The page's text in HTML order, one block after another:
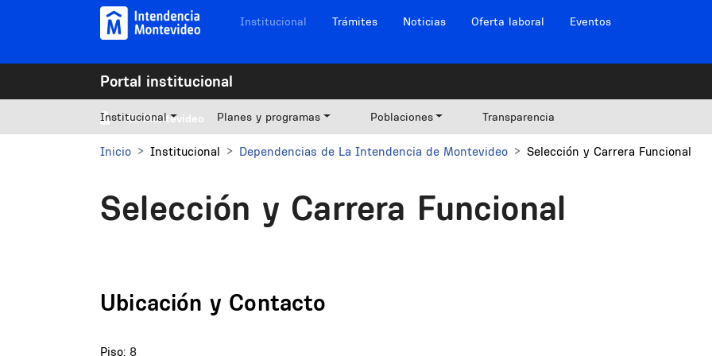
Pasar al contenido principal Navegación sitios
Institucional Trámites Noticias Oferta laboral Eventos
Portal institucional
Mi Montevideo
Institucional Planes y programas Poblaciones Transparencia
Inicio Institucional Dependencias de La Intendencia de Montevideo Selección y Carrera Funcional
Selección y Carrera Funcional
Ubicación y Contacto
Piso: 8